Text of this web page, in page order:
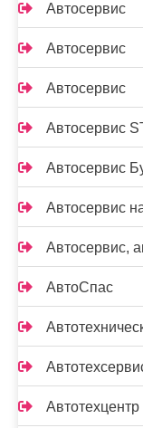
Автосервис
Автосервис
Автосервис
Автосервис
Автосервис
Автосервис
Автосервис,
АвтоСпас
Автотехцентр